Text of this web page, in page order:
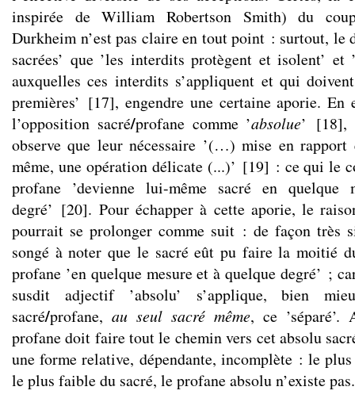
inspirée de William Robertson Smith) du
Durkheim n’est pas claire en tout point : surtout, le
sacrées’ que ’les interdits protègent et isolent’
auxquelles ces interdits s’appliquent et qui
premières’ [17], engendre une certaine aporie. En
l’opposition sacré/profane comme ’absolue’ [18],
observe que leur nécessaire ’(…) mise en
même, une opération délicate (...)’ [19] : ce qui le
profane ’devienne lui-même sacré en quelque
degré’ [20]. Pour échapper à cette aporie, le
pourrait se prolonger comme suit : de façon très
songé à noter que le sacré eût pu faire la moitié
profane ’en quelque mesure et à quelque degré’ ;
susdit adjectif ’absolu’ s’applique, bien
sacré/profane, au seul sacré même, ce ’séparé’.
profane doit faire tout le chemin vers cet absolu
une forme relative, dépendante, incomplète : le
le plus faible du sacré, le profane absolu n’existe pas.